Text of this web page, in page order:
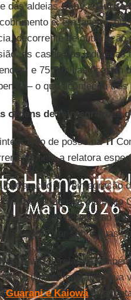
das aldeiasCahyeGurita
e, em janeiro,
decorrente de outra
as casas dos indígenas
e 75 famílias ficaram
– o que aconteceu
ordens de reintegrações
de posse naTI
enquanto a relatora
outra ação de reintegração
Indígena Taquara, no
da visita da relatora ao
para falar sobre suas
da Bahia, a relatora
último, logo após sua
Guarani e Kaiowáforam